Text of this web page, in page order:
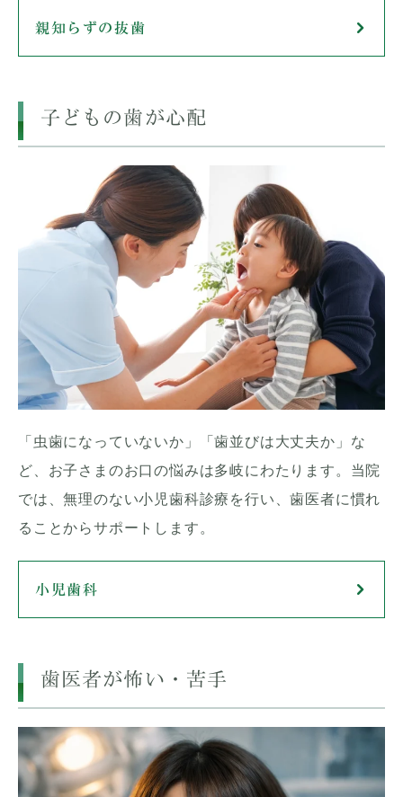
親知らずの抜歯
子どもの歯が心配
「虫歯になっていないか」「歯並びは大丈夫か」な
ど、お子さまのお口の悩みは多岐にわたります。当院
では、無理のない小児歯科診療を行い、歯医者に慣れ
ることからサポートします。
小児歯科
歯医者が怖い・苦手